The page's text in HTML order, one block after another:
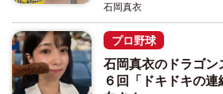
石岡真衣
プロ野球
石岡真衣のドラゴ
６回「ドキドキの